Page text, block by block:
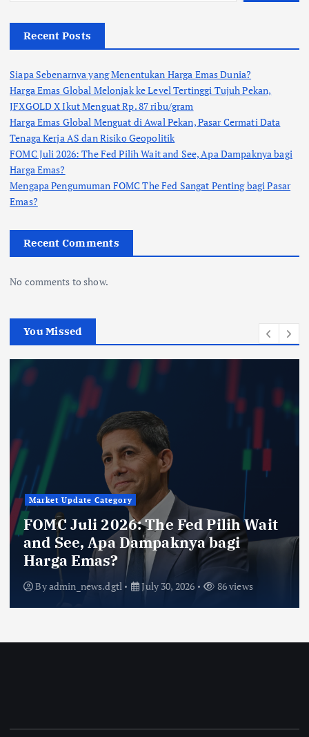
Recent Posts
Siapa Sebenarnya yang Menentukan Harga Emas Dunia?
Harga Emas Global Melonjak ke Level Tertinggi Tujuh Pekan,
JFXGOLD X Ikut Menguat Rp. 87 ribu/gram
Harga Emas Global Menguat di Awal Pekan, Pasar Cermati Data
Tenaga Kerja AS dan Risiko Geopolitik
FOMC Juli 2026: The Fed Pilih Wait and See, Apa Dampaknya bagi
Harga Emas?
Mengapa Pengumuman FOMC The Fed Sangat Penting bagi Pasar
Emas?
Recent Comments
No comments to show.
You Missed
Market Update Category
FOMC Juli 2026: The Fed Pilih Wait
and See, Apa Dampaknya bagi
Harga Emas?
Byadmin_news.dgtl July 30, 2026 86 views